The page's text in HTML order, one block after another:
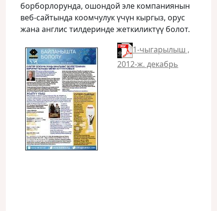
борборлорунда, ошондой эле компаниянын
веб-сайтында коомчулук үчүн кыргыз, орус
жана англис тилдеринде жеткиликтүү болот.
1-чыгарылыш ,
2012-ж. декабрь